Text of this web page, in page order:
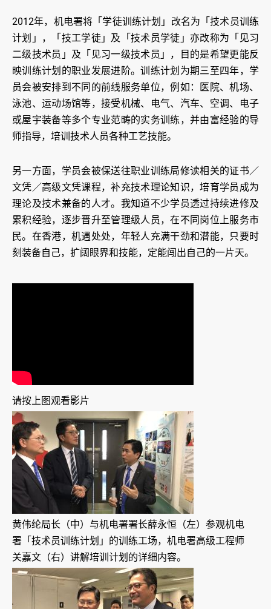
2012年，机电署将「学徒训练计划」改名为「技术员训练
计划」，「技工学徒」及「技术员学徒」亦改称为「见习
二级技术员」及「见习一级技术员」，目的是希望更能反
映训练计划的职业发展进阶。训练计划为期三至四年，学
员会被安排到不同的前线服务单位，例如：医院、机场、
泳池、运动场馆等，接受机械、电气、汽车、空调、电子
或屋宇装备等多个专业范畴的实务训练，并由富经验的导
师指导，培训技术人员各种工艺技能。
另一方面，学员会被保送往职业训练局修读相关的证书／
文凭／高级文凭课程，补充技术理论知识，培育学员成为
理论及技术兼备的人才。我知道不少学员透过持续进修及
累积经验，逐步晋升至管理级人员，在不同岗位上服务市
民。在香港，机遇处处，年轻人充满干劲和潜能，只要时
刻装备自己，扩阔眼界和技能，定能闯出自己的一片天。
请按上图观看影片
黄伟纶局长（中）与机电署署长薛永恒（左）参观机电
署「技术员训练计划」的训练工场，机电署高级工程师
关嘉文（右）讲解培训计划的详细内容。